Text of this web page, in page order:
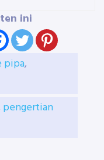
ini
pipa,
pengertian